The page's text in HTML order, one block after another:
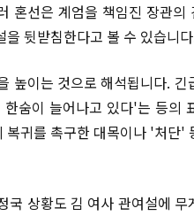
혼선은 계엄을 책임진 장관의
뒷받침한다고 볼 수 있습니
높이는 것으로 해석됩니다. 긴
숨이 늘어나고 있다'는 등의
귀를 촉구한 대목이나 '처단'
상황도 김 여사 관여설에 무